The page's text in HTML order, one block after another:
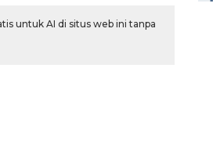
untuk AI di situs web ini tanpa